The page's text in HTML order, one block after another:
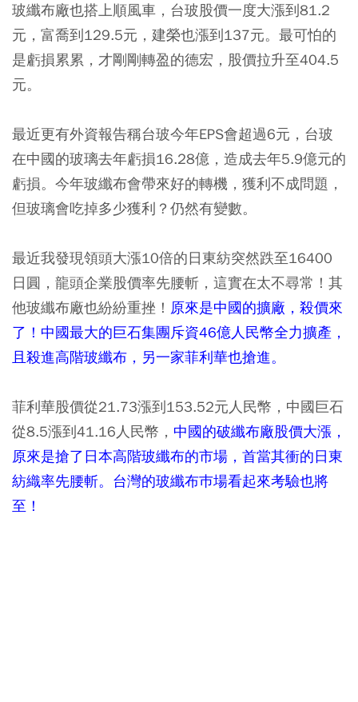
玻纖布廠也搭上順風車，台玻股價一度大漲到81.2
元，富喬到129.5元，建榮也漲到137元。最可怕的
是虧損累累，才剛剛轉盈的德宏，股價拉升至404.5
元。
最近更有外資報告稱台玻今年EPS會超過6元，台玻
在中國的玻璃去年虧損16.28億，造成去年5.9億元的
虧損。今年玻纖布會帶來好的轉機，獲利不成問題，
但玻璃會吃掉多少獲利？仍然有變數。
最近我發現領頭大漲10倍的日東紡突然跌至16400
日圓，龍頭企業股價率先腰斬，這實在太不尋常！其
他玻纖布廠也紛紛重挫！ 原來是中國的擴廠，殺價來
了！中國最大的巨石集團斥資46億人民幣全力擴產，
且殺進高階玻纖布，另一家菲利華也搶進。
菲利華股價從21.73漲到153.52元人民幣，中國巨石
從8.5漲到41.16人民幣， 中國的破纖布廠股價大漲，
原來是搶了日本高階玻纖布的市場，首當其衝的日東
紡織率先腰斬。台灣的玻纖布巿場看起來考驗也將
至！